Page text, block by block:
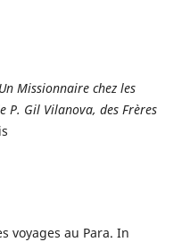
Un Missionnaire chez les
P. Gil Vilanova, des Frères
voyages au Para. In